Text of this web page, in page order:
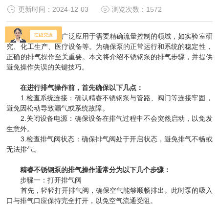
更新时间：2024-12-03 浏览次数：1572
精睿不锈钢泵
广泛应用于需要精确流量控制的领域，如实验室研
究、化工生产、医疗设备等。为确保泵的正常运行和系统的稳定性，
正确的排气操作至关重要。本文将介绍不锈钢泵的排气步骤，并提供
避免操作失误的关键技巧。
在进行排气操作前，首先确保以下几点：
1.检查系统连接：确认精睿不锈钢泵与管路、阀门等连接牢固，
避免因松动导致漏气或系统故障。
2.关闭设备电源：确保设备在排气过程中不会突然启动，以免发
生意外。
3.检查排气阀状态：确保排气阀处于开启状态，避免排气不畅或
无法排气。
精睿不锈钢泵的排气操作通常分为以下几个步骤：
步骤一：打开排气阀
首先，轻轻打开排气阀，确保空气能够顺畅排出。此时泵的吸入
口与排气口应保持完全打开，以免空气流通受阻。